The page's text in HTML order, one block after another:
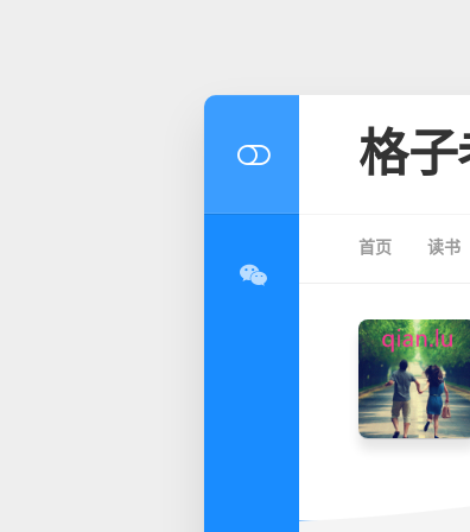
格
首页 读书